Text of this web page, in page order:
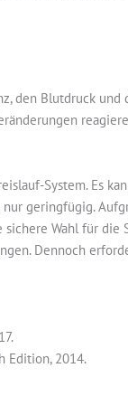
den Blutdruck
System. Es
geringfügig.
Wahl für
Dennoch
Edition, 2014.